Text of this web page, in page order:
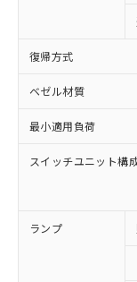
復帰方式
ベゼル材質
最小適用負荷
スイッチユニット構
ランプ